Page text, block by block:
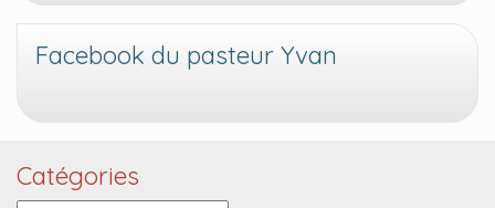
Facebook du pasteur Yvan
Catégories